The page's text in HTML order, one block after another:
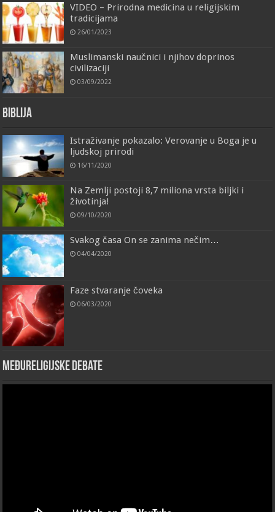
VIDEO – Prirodna medicina u religijskim
tradicijama
26/01/2023
Muslimanski naučnici i njihov doprinos
civilizaciji
03/09/2022
Biblija
Istraživanje pokazalo: Verovanje u Boga je u
ljudskoj prirodi
16/11/2020
Na Zemlji postoji 8,7 miliona vrsta biljki i
životinja!
09/10/2020
Svakog časa On se zanima nečim…
04/04/2020
Faze stvaranje čoveka
06/03/2020
Međureligijske debate